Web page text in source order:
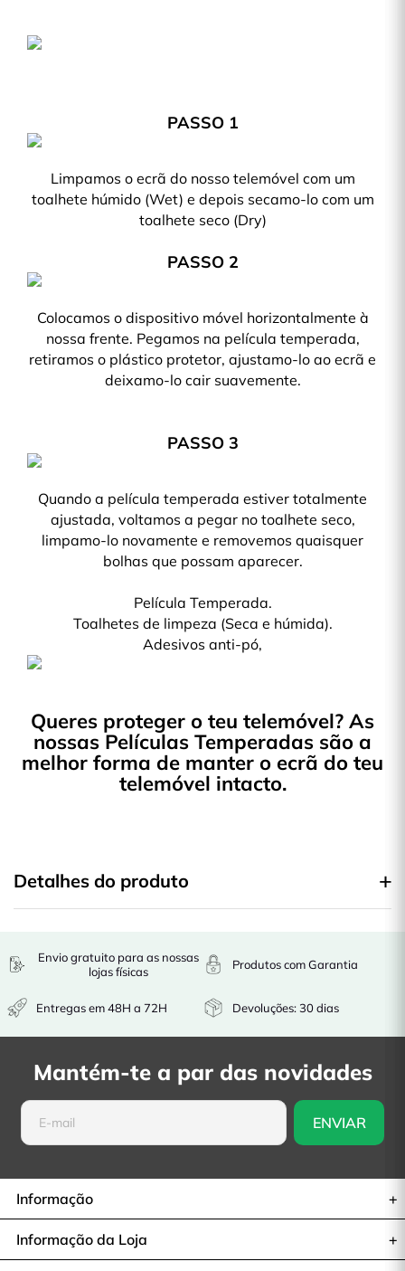
PASSO 1
Limpamos o ecrã do nosso telemóvel com um
toalhete húmido (Wet) e depois secamo-lo com um
toalhete seco (Dry)
PASSO 2
Colocamos o dispositivo móvel horizontalmente à
nossa frente. Pegamos na película temperada,
retiramos o plástico protetor, ajustamo-lo ao ecrã e
deixamo-lo cair suavemente.
PASSO 3
Quando a película temperada estiver totalmente
ajustada, voltamos a pegar no toalhete seco,
limpamo-lo novamente e removemos quaisquer
bolhas que possam aparecer.
Película Temperada.
Toalhetes de limpeza (Seca e húmida).
Adesivos anti-pó,
Queres proteger o teu telemóvel? As
nossas Películas Temperadas são a
melhor forma de manter o ecrã do teu
telemóvel intacto.
Detalhes do produto
Envio gratuito para as nossas
lojas físicas
Entregas em 48H a 72H
Produtos com Garantia
Devoluções: 30 dias
Mantém-te a par das novidades
Informação
Informação da Loja